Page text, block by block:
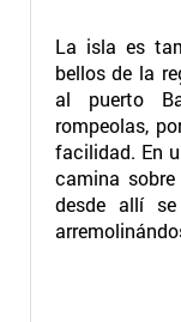
La isla es
bellos de la
al puerto
rompeolas,
facilidad. En
camina
desde allí